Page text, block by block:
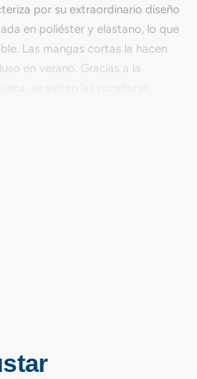
por su extraordinario diseño
en poliéster y elastano, lo que
Las mangas cortas la hacen
en verano. Gracias a la
camiseta de competición
hasta el oscuro. El cuello está
de strass de Animo a
el típico logotipo de Animo se